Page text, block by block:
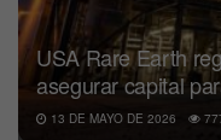
USA Rare Earth
asegurar capital
13 DE MAYO DE 2026